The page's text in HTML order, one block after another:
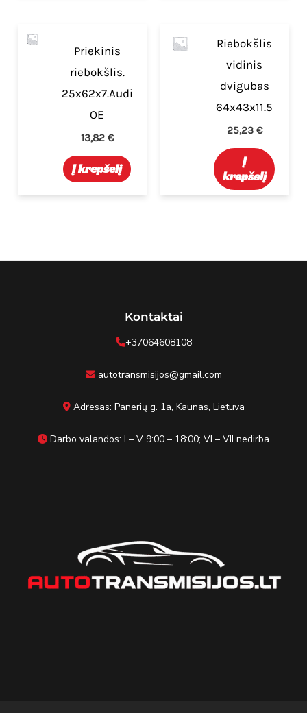
Priekinis
riebokšlis.
25x62x7.Audi
OE
13,82 €
Į krepšelį
Riebokšlis
vidinis
dvigubas
64x43x11.5
25,23 €
Į
krepšelį
Kontaktai
+37064608108
autotransmisijos@gmail.com
Adresas: Panerių g. 1a, Kaunas, Lietuva
Darbo valandos: I – V 9:00 – 18:00; VI – VII nedirba